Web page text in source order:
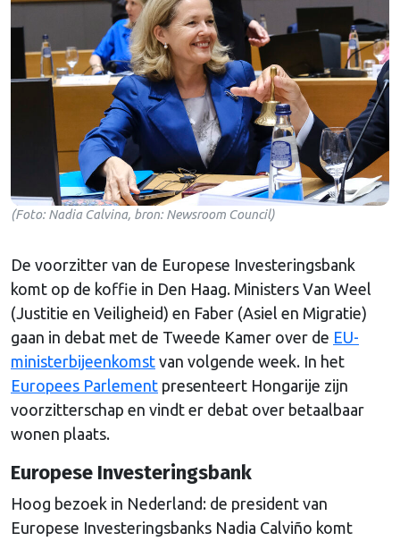
(Foto: Nadia Calvina, bron: Newsroom Council)
De voorzitter van de Europese Investeringsbank
komt op de koffie in Den Haag. Ministers Van Weel
(Justitie en Veiligheid) en Faber (Asiel en Migratie)
gaan in debat met de Tweede Kamer over de EU-
ministerbijeenkomst van volgende week. In het
Europees Parlement presenteert Hongarije zijn
voorzitterschap en vindt er debat over betaalbaar
wonen plaats.
Europese Investeringsbank
Hoog bezoek in Nederland: de president van
Europese Investeringsbanks Nadia Calviño komt